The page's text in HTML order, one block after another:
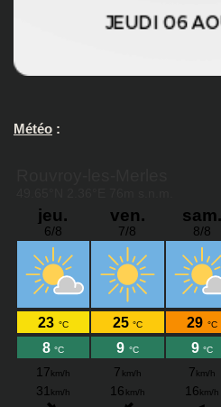
Météo :